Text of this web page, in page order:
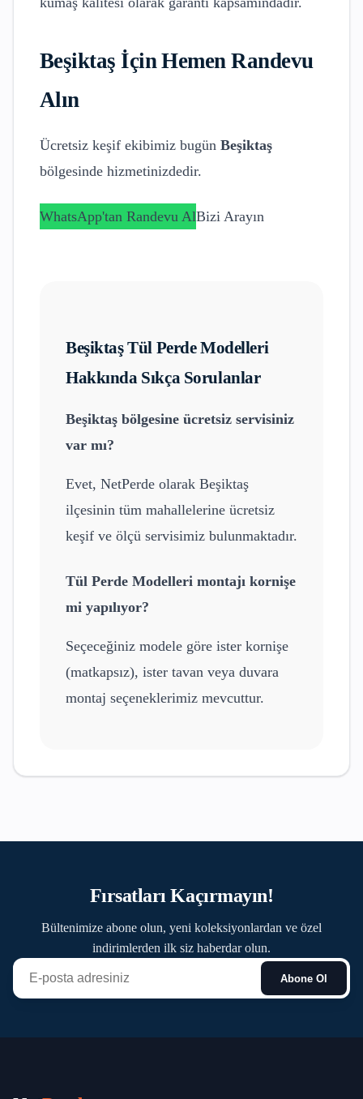
Beşiktaş İçin Hemen Randevu
Alın
Ücretsiz keşif ekibimiz bugün Beşiktaş
bölgesinde hizmetinizdedir.
WhatsApp'tan Randevu AlBizi Arayın
BeşiktaşTül Perde Modelleri
Hakkında Sıkça Sorulanlar
Beşiktaş bölgesine ücretsiz servisiniz
var mı?
Evet, NetPerde olarak Beşiktaş
ilçesinin tüm mahallelerine ücretsiz
keşif ve ölçü servisimiz bulunmaktadır.
Tül Perde Modelleri montajı kornişe
mi yapılıyor?
Seçeceğiniz modele göre ister kornişe
(matkapsız), ister tavan veya duvara
montaj seçeneklerimiz mevcuttur.
Fırsatları Kaçırmayın!
Bültenimize abone olun, yeni koleksiyonlardan ve özel
indirimlerden ilk siz haberdar olun.
Abone Ol